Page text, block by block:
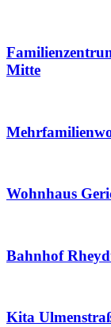
Mitte
Wohnhaus
Bahnhof
Kita